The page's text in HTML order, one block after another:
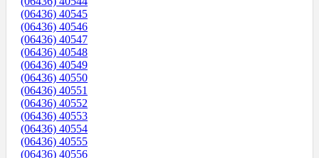
(06436) 40545
(06436) 40546
(06436) 40547
(06436) 40548
(06436) 40549
(06436) 40550
(06436) 40551
(06436) 40552
(06436) 40553
(06436) 40554
(06436) 40555
(06436) 40556